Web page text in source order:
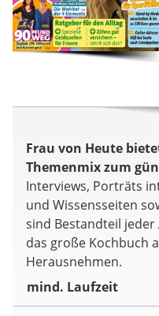
Frau von Heute
Themenmix zum
Interviews, Porträts
und Wissensseiten
sind Bestandteil jeder
das große Kochbuch
Herausnehmen.
mind. Laufzeit